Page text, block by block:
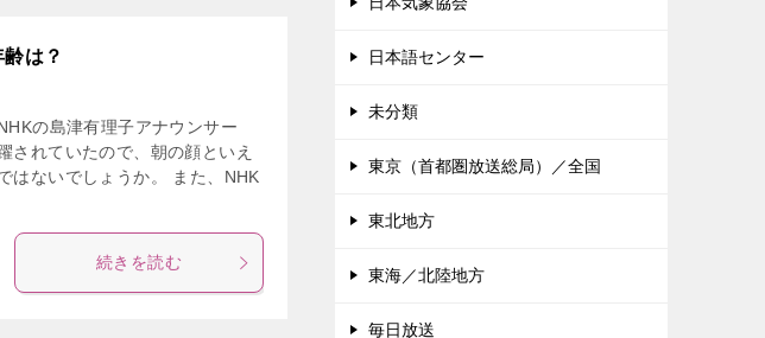
は？
の島津有理子アナウンサー
されていたので、朝の顔といえ
はないでしょうか。 また、NHK
続きを読む
日本語センター
未分類
東京（首都圏放送総局）／全国
東北地方
東海／北陸地方
毎日放送